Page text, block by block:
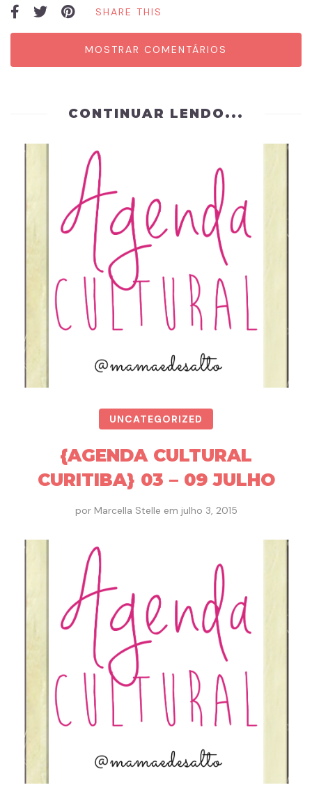
SHARE THIS
MOSTRAR COMENTÁRIOS
CONTINUAR LENDO...
UNCATEGORIZED
{AGENDA CULTURAL
CURITIBA} 03 – 09 JULHO
por Marcella Stelle em julho 3, 2015